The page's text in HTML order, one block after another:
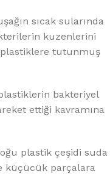
sıcak sularında
kuzenlerini
tutunmuş
bakteriyel
ettiği kavramına
plastik çeşidi suda
küçücük parçalara